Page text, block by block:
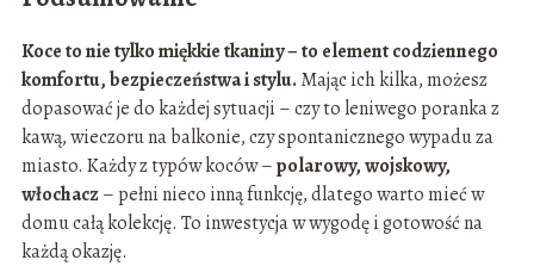
Koce to nie tylko miękkie tkaniny – to element codziennego
komfortu, bezpieczeństwa i stylu. Mając ich kilka, możesz
dopasować je do każdej sytuacji – czy to leniwego poranka z
kawą, wieczoru na balkonie, czy spontanicznego wypadu za
miasto. Każdy z typów koców –polarowy, wojskowy,
włochacz– pełni nieco inną funkcję, dlatego warto mieć w
domu całą kolekcję. To inwestycja w wygodę i gotowość na
każdą okazję.